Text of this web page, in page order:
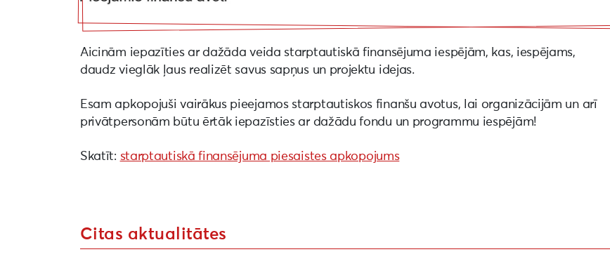
Aicinām iepazīties ar dažāda veida starptautiskā finansējuma iespējām, kas, iespējams,
daudz vieglāk ļaus realizēt savus sapņus un projektu idejas.
Esam apkopojuši vairākus pieejamos starptautiskos finanšu avotus, lai organizācijām un arī
privātpersonām būtu ērtāk iepazīsties ar dažādu fondu un programmu iespējām!
Skatīt: starptautiskā finansējuma piesaistes apkopojums
Citas aktualitātes